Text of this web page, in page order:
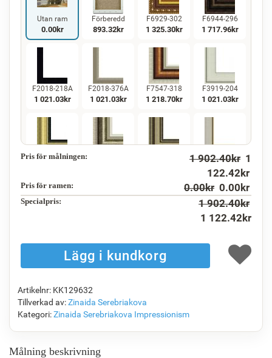
Utan ram
0.00kr
Förberedd
893.32kr
F6929-302
1 325.30kr
F6944-296
1 717.96kr
F2018-218A
1 021.03kr
F2018-376A
1 021.03kr
F7547-318
1 218.70kr
F3919-204
1 021.03kr
F5130-234 F3013-236
1 084.60kr
F7034-296 F6731-224
Pris för målningen: 1 902.40kr 1
122.42kr
Pris för ramen: 0.00kr 0.00kr
Specialpris: 1 902.40kr
1 122.42kr
Artikelnr: KK129632
Tillverkad av:Zinaida Serebriakova
Kategori:Zinaida Serebriakova Impressionism
Målning beskrivning